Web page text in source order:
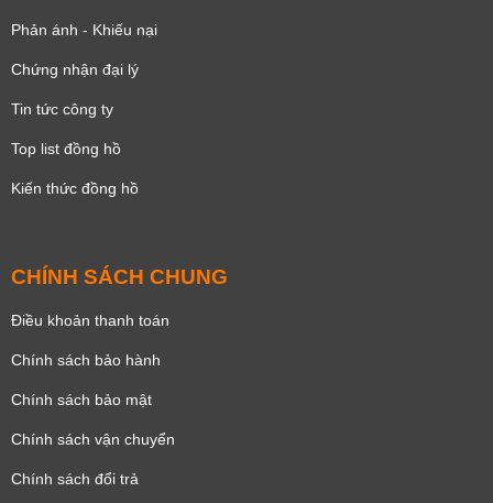
Phản ánh - Khiếu nại
Chứng nhận đại lý
Tin tức công ty
Top list đồng hồ
Kiến thức đồng hồ
CHÍNH SÁCH CHUNG
Điều khoản thanh toán
Chính sách bảo hành
Chính sách bảo mật
Chính sách vận chuyển
Chính sách đổi trả